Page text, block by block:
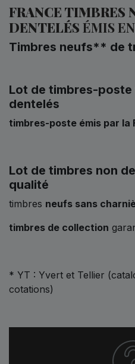
FRANCE TIMBRES
DENTELÉS ÉMIS
Timbres neufs** de
Lot de timbres-
dentelés
timbres-poste émis par la
Lot de timbres non
qualité
timbres neufs sans
timbres de collection
* YT : Yvert et Tellier
cotations)